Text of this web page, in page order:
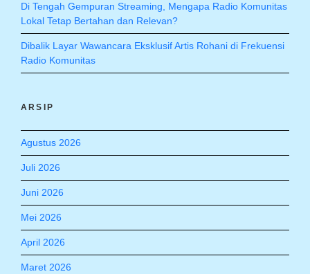
Di Tengah Gempuran Streaming, Mengapa Radio Komunitas
Lokal Tetap Bertahan dan Relevan?
Dibalik Layar Wawancara Eksklusif Artis Rohani di Frekuensi
Radio Komunitas
ARSIP
Agustus 2026
Juli 2026
Juni 2026
Mei 2026
April 2026
Maret 2026